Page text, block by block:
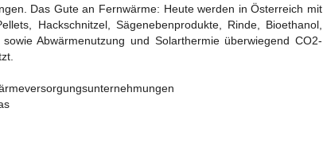
Das Gute an Fernwärme: Heute werden in Österreich mit
Hackschnitzel, Sägenebenprodukte, Rinde, Bioethanol,
Abwärmenutzung und Solarthermie überwiegend CO2-